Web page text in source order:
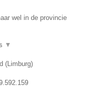
wel in de provincie
▼
(Limburg)